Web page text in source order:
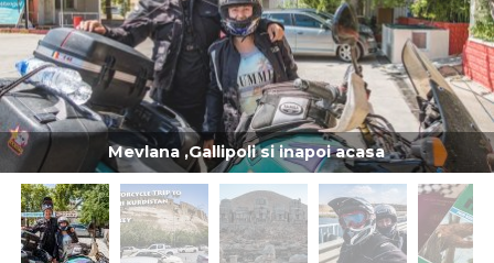
Mevlana ,Gallipoli si inapoi acasa